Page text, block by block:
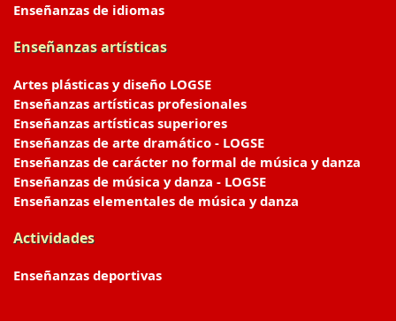
Enseñanzas de idiomas
Enseñanzas artísticas
Artes plásticas y diseño LOGSE
Enseñanzas artísticas profesionales
Enseñanzas artísticas superiores
Enseñanzas de arte dramático - LOGSE
Enseñanzas de carácter no formal de música y danza
Enseñanzas de música y danza - LOGSE
Enseñanzas elementales de música y danza
Actividades
Enseñanzas deportivas